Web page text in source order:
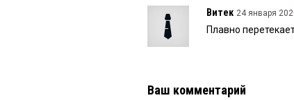
Витек 24 января
Плавно
Ваш комментарий